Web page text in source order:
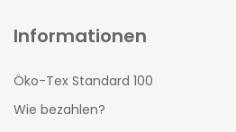
Informationen
Öko-Tex Standard 100
Wie bezahlen?